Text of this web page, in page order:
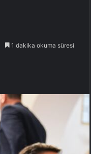
1 dakika okuma süresi